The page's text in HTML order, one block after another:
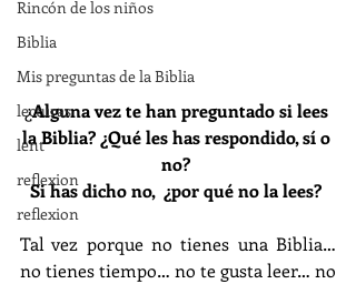
Rincón de los niños
Biblia
Mis preguntas de la Biblia
lecturas
lent
reflexion
reflexion
¿Alguna vez te han preguntado si lees
la Biblia? ¿Qué les has respondido, sí o
no?
Si has dicho no,  ¿por qué no la lees?
Tal vez porque no tienes una Biblia…
no tienes tiempo… no te gusta leer… no